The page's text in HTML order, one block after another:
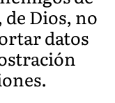
de Dios, no
datos